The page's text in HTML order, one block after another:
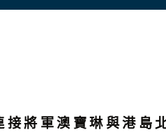
接將軍澳寶琳與港島